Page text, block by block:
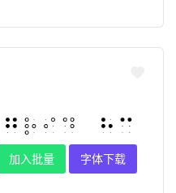
加入批量 字体下载